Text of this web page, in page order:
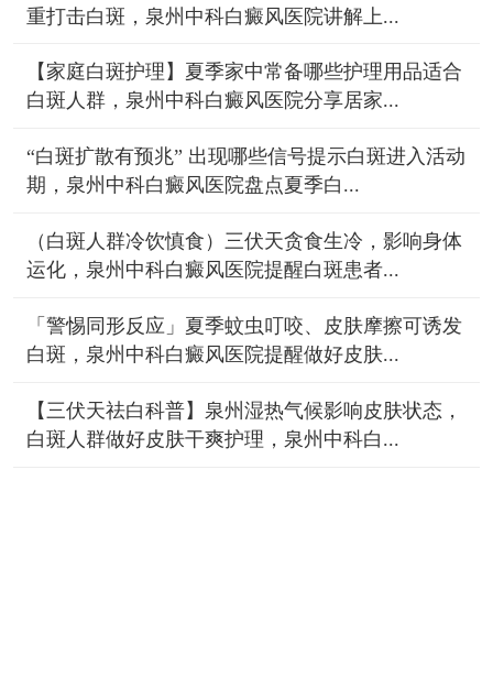
重打击白斑，泉州中科白癜风医院讲解上...
【家庭白斑护理】夏季家中常备哪些护理用品适合
白斑人群，泉州中科白癜风医院分享居家...
“白斑扩散有预兆” 出现哪些信号提示白斑进入活动
期，泉州中科白癜风医院盘点夏季白...
（白斑人群冷饮慎食）三伏天贪食生冷，影响身体
运化，泉州中科白癜风医院提醒白斑患者...
「警惕同形反应」夏季蚊虫叮咬、皮肤摩擦可诱发
白斑，泉州中科白癜风医院提醒做好皮肤...
【三伏天祛白科普】泉州湿热气候影响皮肤状态，
白斑人群做好皮肤干爽护理，泉州中科白...